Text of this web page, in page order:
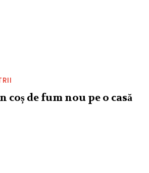
coș de fum nou pe o casă